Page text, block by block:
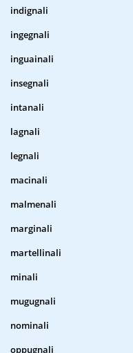
indignali
ingegnali
inguainali
insegnali
intanali
lagnali
legnali
macinali
malmenali
marginali
martellinali
minali
mugugnali
nominali
oppugnali